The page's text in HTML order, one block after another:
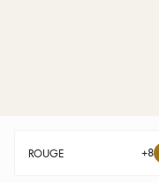
ROUGE +8